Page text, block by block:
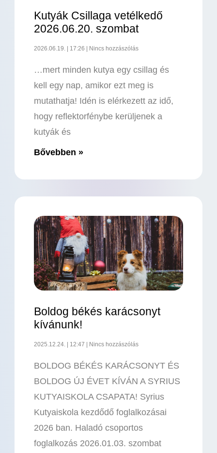
Kutyák Csillaga vetélkedő
2026.06.20. szombat
2026.06.19. 17:26 Nincs hozzászólás
…mert minden kutya egy csillag és
kell egy nap, amikor ezt meg is
mutathatja! Idén is elérkezett az idő,
hogy reflektorfénybe kerüljenek a
kutyák és
Bővebben »
Boldog békés karácsonyt
kívánunk!
2025.12.24. 12:47 Nincs hozzászólás
BOLDOG BÉKÉS KARÁCSONYT ÉS
BOLDOG ÚJ ÉVET KÍVÁN A SYRIUS
KUTYAISKOLA CSAPATA! Syrius
Kutyaiskola kezdődő foglalkozásai
2026 ban. Haladó csoportos
foglalkozás 2026.01.03. szombat